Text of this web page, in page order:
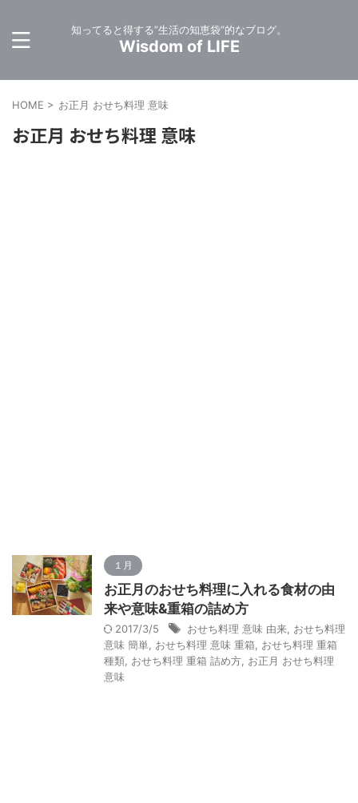
知ってると得する”生活の知恵袋”的なブログ。
Wisdom of LIFE
HOME > お正月 おせち料理 意味
お正月 おせち料理 意味
１月
お正月のおせち料理に入れる食材の由
来や意味&重箱の詰め方
2017/3/5 おせち料理 意味 由来 おせち料理
意味 簡単
おせち料理 意味 重箱
おせち料理 重箱
種類 おせち料理 重箱 詰め方 お正月 おせち料理
意味